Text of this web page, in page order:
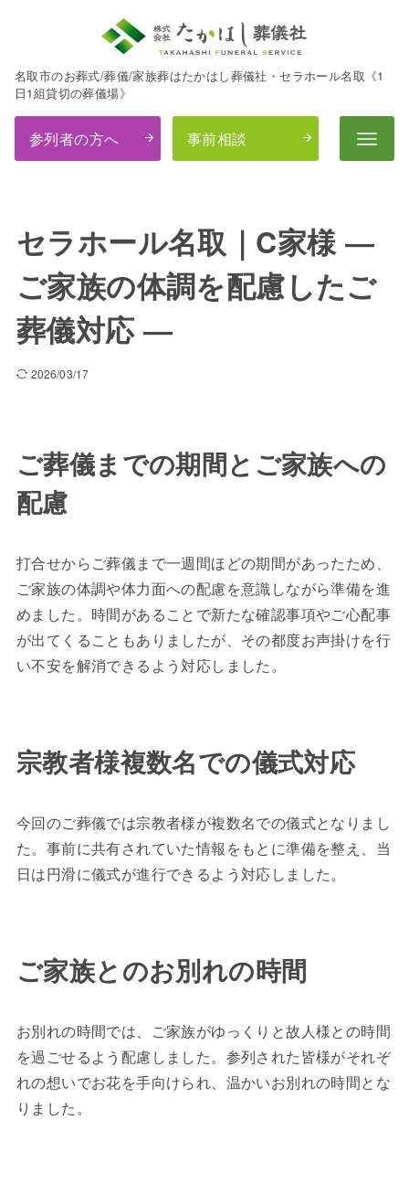
名取市のお葬式/葬儀/家族葬はたかはし葬儀社・セラホール名取《1
日1組貸切の葬儀場》
参列者の方へ 事前相談
セラホール名取｜C家様 ―
ご家族の体調を配慮したご
葬儀対応 ―
2026/03/17
ご葬儀までの期間とご家族への
配慮
打合せからご葬儀まで一週間ほどの期間があったため、
ご家族の体調や体力面への配慮を意識しながら準備を進
めました。時間があることで新たな確認事項やご心配事
が出てくることもありましたが、その都度お声掛けを行
い不安を解消できるよう対応しました。
宗教者様複数名での儀式対応
今回のご葬儀では宗教者様が複数名での儀式となりまし
た。事前に共有されていた情報をもとに準備を整え、当
日は円滑に儀式が進行できるよう対応しました。
ご家族とのお別れの時間
お別れの時間では、ご家族がゆっくりと故人様との時間
を過ごせるよう配慮しました。参列された皆様がそれぞ
れの想いでお花を手向けられ、温かいお別れの時間とな
りました。